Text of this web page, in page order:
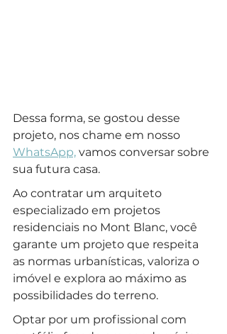
Dessa forma, se gostou desse
projeto, nos chame em nosso
WhatsApp, vamos conversar sobre
sua futura casa.
Ao contratar um arquiteto
especializado em projetos
residenciais no Mont Blanc, você
garante um projeto que respeita
as normas urbanísticas, valoriza o
imóvel e explora ao máximo as
possibilidades do terreno.
Optar por um profissional com